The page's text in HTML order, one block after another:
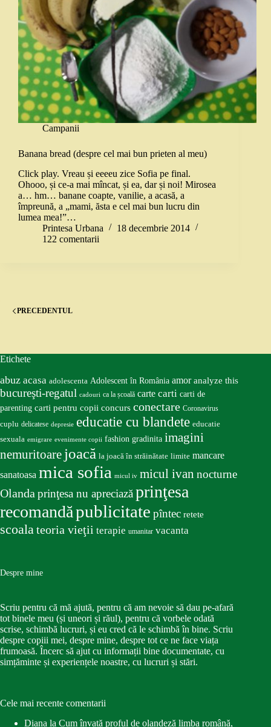
Campanii
Banana bread (despre cel mai bun prieten al meu)
Click play. Vreau și eeeeu zice Sofia pe final.
Ohooo, și ce-a mai mîncat, și ea, dar și noi! Mirosea
a… hm… banane coapte, vanilie, a acasă, a
împreună, a „mami, ăsta e cel mai bun lucru din
lumea mea!”…
Printesa Urbana
18 decembrie 2014
122 comentarii
PRECEDENTUL
Etichete
abuz acasa adolescenta Adolescent în România amor analyze this
bucureşti-regatul cadouri ca la școală carte carti carti de
parenting carti pentru copii concurs conectare Coronavirus
cuplu delicatese depresie educatie cu blandete educatie
sexuala emigrare evenimente copii fashion gradinita imagini
nemuritoare joacă la joacă în străinătate limite mancare
sanatoasa mica sofia micul iv micul ivan nocturne
Olandaprinţesa nu apreciazăprinţesa
recomandăpublicitate pîntec retete
scoalateoria vieţii terapie umanitar vacanta
Despre mine
Scriu pentru că mă ajută, pentru că am nevoie să dau pe-afară
tot binele meu (și uneori și răul), pentru că vorbele odată
scrise, schimbă lucruri, și eu cred că le schimbă în bine. Scriu
despre copiii mei, despre mine, despre tot ce ne face viața
frumoasă. Încerc să ajut cu informații bine documentate, cu
simțăminte și experiențele noastre, cu lucruri și stări.
Cele mai recente comentarii
Diana la Cum învață proful de olandeză limba română,